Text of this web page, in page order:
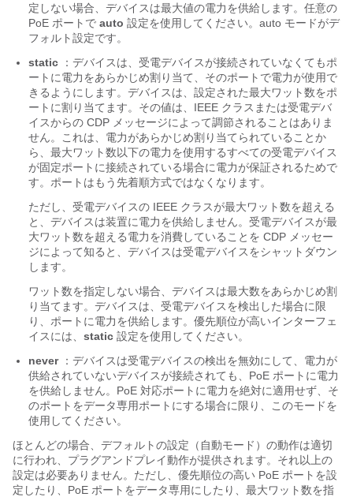
定しない場合、デバイスは最大値の電力を供給します。任意の
PoE ポートで auto 設定を使用してください。auto モードがデ
フォルト設定です。
static
：デバイスは、受電デバイスが接続されていなくてもポ
ートに電力をあらかじめ割り当て、そのポートで電力が使用で
きるようにします。デバイスは、設定された最大ワット数をポ
ートに割り当てます。その値は、IEEE クラスまたは受電デバ
イスからの CDP メッセージによって調節されることはありま
せん。これは、電力があらかじめ割り当てられていることか
ら、最大ワット数以下の電力を使用するすべての受電デバイス
が固定ポートに接続されている場合に電力が保証されるためで
す。ポートはもう先着順方式ではなくなります。
ただし、受電デバイスの IEEE クラスが最大ワット数を超える
と、デバイスは装置に電力を供給しません。受電デバイスが最
大ワット数を超える電力を消費していることを CDP メッセー
ジによって知ると、デバイスは受電デバイスをシャットダウン
します。
ワット数を指定しない場合、デバイスは最大数をあらかじめ割
り当てます。デバイスは、受電デバイスを検出した場合に限
り、ポートに電力を供給します。優先順位が高いインターフェ
イスには、 static 設定を使用してください。
never
：デバイスは受電デバイスの検出を無効にして、電力が
供給されていないデバイスが接続されても、PoE ポートに電力
を供給しません。PoE 対応ポートに電力を絶対に適用せず、そ
のポートをデータ専用ポートにする場合に限り、このモードを
使用してください。
ほとんどの場合、デフォルトの設定（自動モード）の動作は適切
に行われ、プラグアンドプレイ動作が提供されます。それ以上の
設定は必要ありません。ただし、優先順位の高い PoE ポートを設
定したり、PoE ポートをデータ専用にしたり、最大ワット数を指